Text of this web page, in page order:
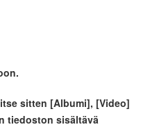
sitten [Albumi], [Video]
tiedoston sisältävä